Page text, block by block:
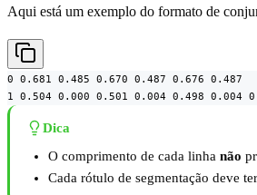
Aqui está um exemplo do formato de
0 0.681 0.485 0.670 0.487 0.676 0.487
1 0.504 0.000 0.501 0.004 0.498 0.004
Dica
O comprimento de cada linha não
Cada rótulo de segmentação deve